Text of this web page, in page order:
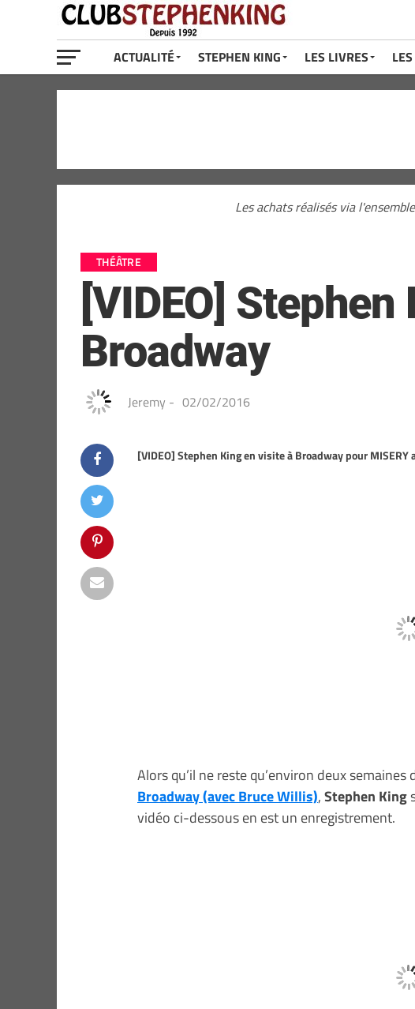
ACTUALITÉ STEPHEN KING LES LIVRES
Les achats réalisés via
THÉÂTRE
[VIDEO]
Broadway
Jeremy - 02/02/2016
[VIDEO] Stephen King en visite à Broadway pour MISERY
Alors qu’il ne reste qu’environ deux
Broadway (avec Bruce Willis),Stephen King
vidéo ci-dessous en est un enregistrement.